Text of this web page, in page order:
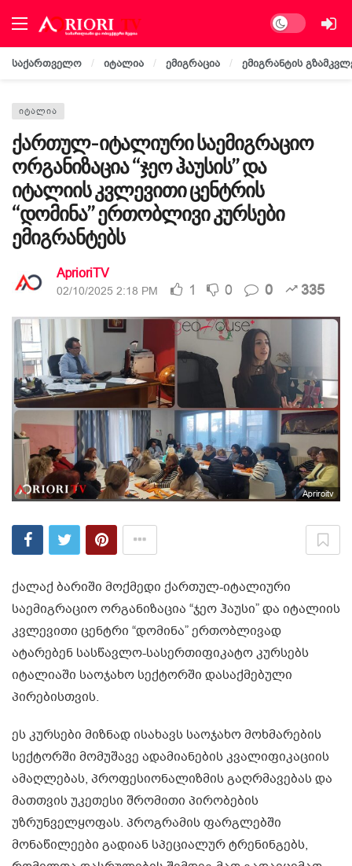
Dark mode
საქართველო იტალია ემიგრაცია ემიგრანტის
ᲘᲢᲐᲚᲘᲐ
ქართულ-იტალიური საემიგრაციო
ორგანიზაცია “ჯეო ჰაუსის” და
იტალიის კვლევითი ცენტრის
“დომინა” ერთობლივი კურსები
ემიგრანტებს
AprioriTV
02/10/2025 2:18 PM 1 0 0 335
Apriroitv
ქალაქ ბარიში მოქმედი ქართულ-იტალიური
საემიგრაციო ორგანიზაცია “ჯეო ჰაუსი” და იტალიის
კვლევითი ცენტრი “დომინა” ერთობლივად
ატარებენ სასწავლო-სასერთიფიკატო კურსებს
იტალიაში საოჯახო სექტორში დასაქმებული
პირებისთვის.
ეს კურსები მიზნად ისახავს საოჯახო მოხმარების
სექტორში მომუშავე ადამიანების კვალიფიკაციის
ამაღლებას, პროფესიონალიზმის გაღრმავებას და
მათთვის უკეთესი შრომითი პირობების
უზრუნველყოფას. პროგრამის ფარგლებში
მონაწილეები გადიან სპეციალურ ტრენინგებს,